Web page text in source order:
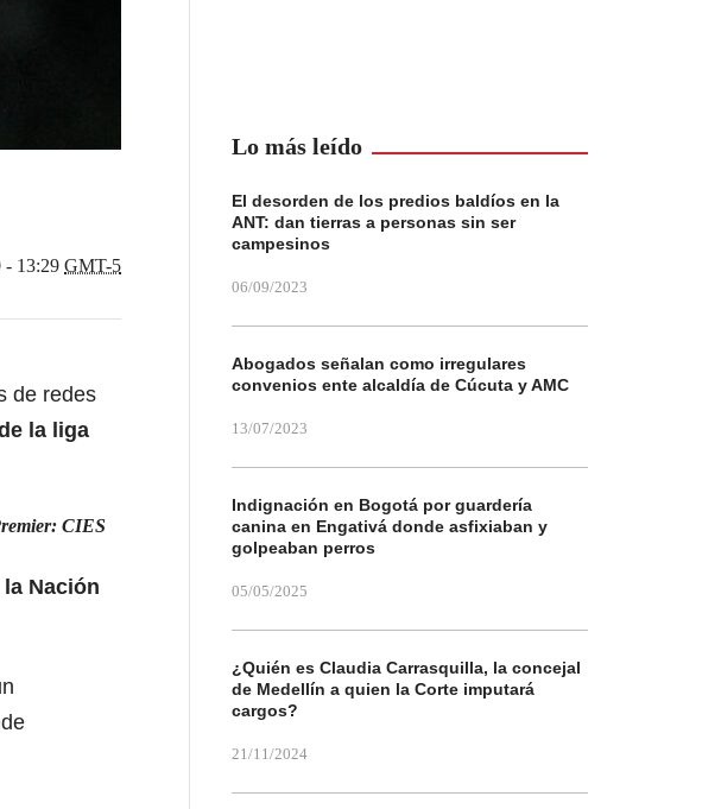
- 13:29 GMT-5
de redes
la liga
CIES
Nación
Lo más leído
El desorden de los predios baldíos en la
ANT: dan tierras a personas sin ser
campesinos
06/09/2023
Abogados señalan como irregulares
convenios ente alcaldía de Cúcuta y AMC
13/07/2023
Indignación en Bogotá por guardería
canina en Engativá donde asfixiaban y
golpeaban perros
05/05/2025
¿Quién es Claudia Carrasquilla, la concejal
de Medellín a quien la Corte imputará
cargos?
21/11/2024